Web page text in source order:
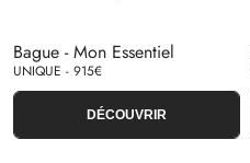
Bague - Mon Essentiel
UNIQUE - 915€
DÉCOUVRIR